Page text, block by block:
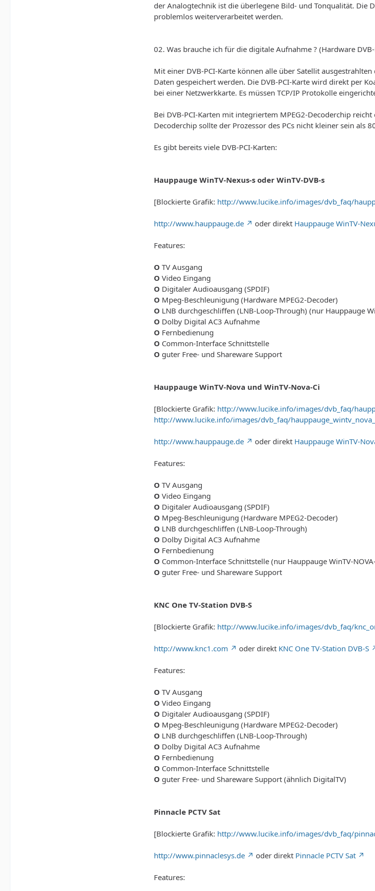
der Analogtechnik ist die überlegene Bild- und Tonqualität. Die
problemlos weiterverarbeitet werden.
02. Was brauche ich für die digitale Aufnahme ? (Hardware DVB-
Mit einer DVB-PCI-Karte können alle über Satellit
Daten gespeichert werden. Die DVB-PCI-Karte wird direkt per
bei einer Netzwerkkarte. Es müssen TCP/IP Protokolle
Bei DVB-PCI-Karten mit integriertem MPEG2-Decoderchip
Decoderchip sollte der Prozessor des PCs nicht kleiner sein als
Es gibt bereits viele DVB-PCI-Karten:
Hauppauge WinTV-Nexus-s oder WinTV-DVB-s
[Blockierte Grafik: http://www.lucike.info/images/dvb_faq/
http://www.hauppauge.de oder direkt Hauppauge WinTV-
Features:
O TV Ausgang
O Video Eingang
O Digitaler Audioausgang (SPDIF)
O Mpeg-Beschleunigung (Hardware MPEG2-Decoder)
O LNB durchgeschliffen (LNB-Loop-Through) (nur Hauppauge
O Dolby Digital AC3 Aufnahme
O Fernbedienung
O Common-Interface Schnittstelle
O guter Free- und Shareware Support
Hauppauge WinTV-Nova und WinTV-Nova-Ci
[Blockierte Grafik: http://www.lucike.info/images/dvb_faq/
http://www.lucike.info/images/dvb_faq/
http://www.hauppauge.de oder direkt Hauppauge WinTV-
Features:
O TV Ausgang
O Video Eingang
O Digitaler Audioausgang (SPDIF)
O Mpeg-Beschleunigung (Hardware MPEG2-Decoder)
O LNB durchgeschliffen (LNB-Loop-Through)
O Dolby Digital AC3 Aufnahme
O Fernbedienung
O Common-Interface Schnittstelle (nur Hauppauge WinTV-
O guter Free- und Shareware Support
KNC One TV-Station DVB-S
[Blockierte Grafik: http://www.lucike.info/images/dvb_faq/
http://www.knc1.com oder direkt KNC One TV-Station DVB-S
Features:
O TV Ausgang
O Video Eingang
O Digitaler Audioausgang (SPDIF)
O Mpeg-Beschleunigung (Hardware MPEG2-Decoder)
O LNB durchgeschliffen (LNB-Loop-Through)
O Dolby Digital AC3 Aufnahme
O Fernbedienung
O Common-Interface Schnittstelle
O guter Free- und Shareware Support (ähnlich DigitalTV)
Pinnacle PCTV Sat
[Blockierte Grafik: http://www.lucike.info/images/dvb_faq/
http://www.pinnaclesys.de oder direkt Pinnacle PCTV Sat
Features: